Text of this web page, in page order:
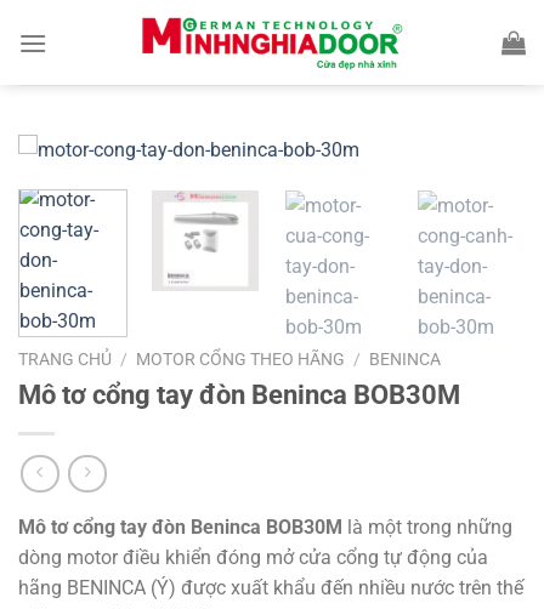
qua
TRANG CHỦ / MOTOR CỔNG THEO HÃNG / BENINCA
Mô tơ cổng tay đòn Beninca BOB30M
Mô tơ cổng tay đòn Beninca BOB30M
là một trong những
dòng motor điều khiển đóng mở cửa cổng tự động của
hãng BENINCA (Ý) được xuất khẩu đến nhiều nước trên thế